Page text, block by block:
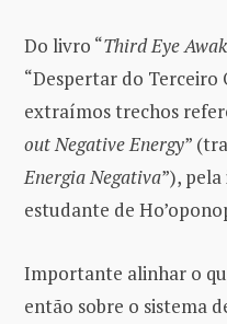
Do livro “Third Eye
“Despertar do Terceiro
extraímos trechos
out Negative Energy”
Energia Negativa”),
estudante de
Importante alinhar o
então sobre o sistema